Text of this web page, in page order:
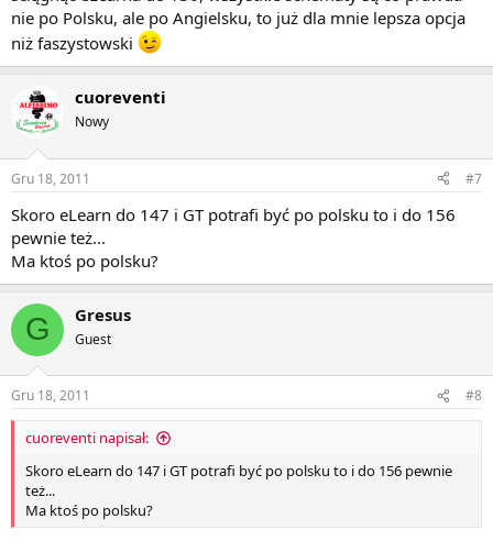
nie po Polsku, ale po Angielsku, to już dla mnie lepsza opcja
niż faszystowski
cuoreventi
Nowy
Gru 18, 2011 #7
Skoro eLearn do 147 i GT potrafi być po polsku to i do 156
pewnie też...
Ma ktoś po polsku?
G Gresus
Guest
Gru 18, 2011 #8
cuoreventi napisał:
Skoro eLearn do 147 i GT potrafi być po polsku to i do 156 pewnie
też...
Ma ktoś po polsku?